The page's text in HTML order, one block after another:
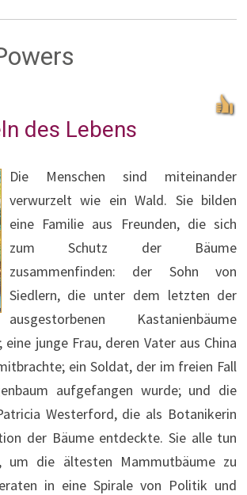
des Lebens
Die Menschen sind miteinander
verwurzelt wie ein Wald. Sie bilden
eine Familie aus Freunden, die sich
zum Schutz der Bäume
zusammenfinden: der Sohn von
Siedlern, die unter dem letzten der
ausgestorbenen Kastanienbäume
junge Frau, deren Vater aus China
ein Soldat, der im freien Fall
aufgefangen wurde; und die
Westerford, die als Botanikerin
der Bäume entdeckte. Sie alle tun
um die ältesten Mammutbäume zu
in eine Spirale von Politik und